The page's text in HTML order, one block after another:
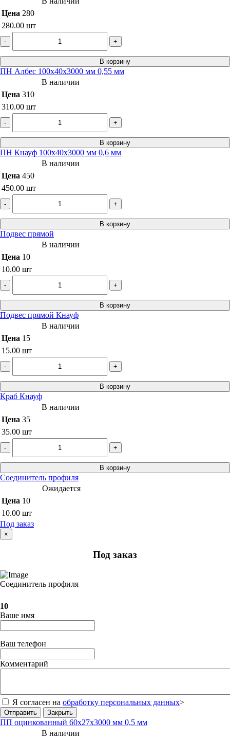
Цена 280
280.00 шт
- +
В корзину
ПН Албес 100х40х3000 мм 0,55 мм
В наличии
Цена 310
310.00 шт
- +
В корзину
ПН Кнауф 100х40х3000 мм 0,6 мм
В наличии
Цена 450
450.00 шт
- +
В корзину
Подвес прямой
В наличии
Цена 10
10.00 шт
- +
В корзину
Подвес прямой Кнауф
В наличии
Цена 15
15.00 шт
- +
В корзину
Краб Кнауф
В наличии
Цена 35
35.00 шт
- +
В корзину
Соединитель профиля
Ожидается
Цена 10
10.00 шт
Под заказ
×
Под заказ
Соединитель профиля
10
Ваше имя
Ваш телефон
Комментарий
Я согласен на обработку персональных данных>
Отправить Закрыть
ПП оцинкованный 60х27х3000 мм 0,5 мм
В наличии